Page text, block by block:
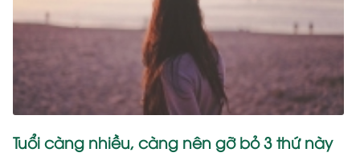
Tuổi càng nhiều, càng nên gỡ bỏ 3 thứ này